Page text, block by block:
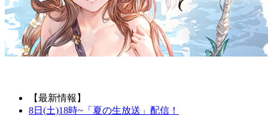
【最新情報】
8日(土)18時~「夏の生放送」配信！